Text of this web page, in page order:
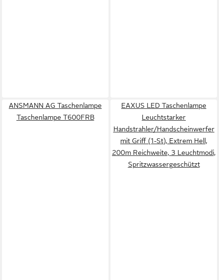
ANSMANN AG Taschenlampe
Taschenlampe T600FRB
EAXUS LED Taschenlampe
Leuchtstarker
Handstrahler/Handscheinwerfer
mit Griff (1-St), Extrem Hell,
200m Reichweite, 3 Leuchtmodi,
Spritzwassergeschützt